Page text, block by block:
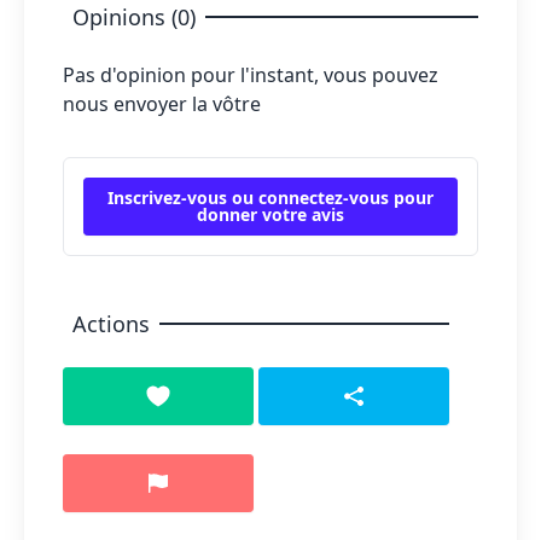
Opinions (0)
Pas d'opinion pour l'instant, vous pouvez
nous envoyer la vôtre
Inscrivez-vous ou connectez-vous pour
donner votre avis
Actions